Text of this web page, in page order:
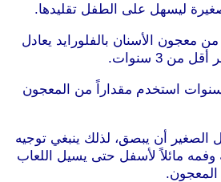
ليسهل على الطفل تقليدها.
معجون الأسنان بالفلورايد يعادل
3 سنوات.
للأطفال في عمر 3-6 سنوات استخدم مقداراً من المعجون
أن يبصق، لذلك ينبغي توجيه
وفمه مائلاً لأسفل حتى يسيل اللعاب
المعجون.